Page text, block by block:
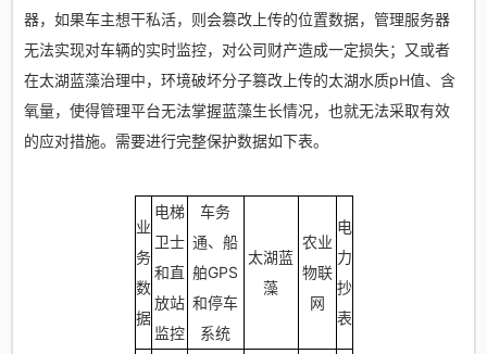
器，如果车主想干私活，则会篡改上传的位置数据，管理服务器
无法实现对车辆的实时监控，对公司财产造成一定损失；又或者
在太湖蓝藻治理中，环境破坏分子篡改上传的太湖水质pH值、含
氧量，使得管理平台无法掌握蓝藻生长情况，也就无法采取有效
的应对措施。需要进行完整保护数据如下表。
业
务
数
据
电梯
卫士
和直
放站
监控
车务
通、船
舶GPS
和停车
系统
太湖蓝
藻
农业
物联
网
电
力
抄
表